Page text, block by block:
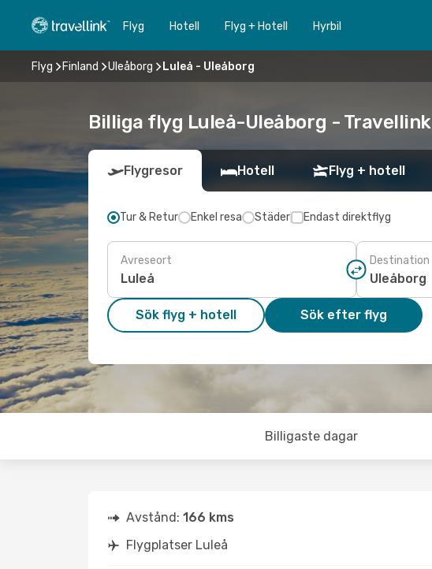
Flyg Hotell Flyg + Hotell Hyrbil
Flyg Finland Uleåborg Luleå - Uleåborg
Billiga flyg Luleå-Uleåborg - Travellink
Flygresor Hotell Flyg + hotell
Tur & Retur Enkel resa Städer Endast direktflyg
Avreseort Destination
Sök flyg + hotell Sök efter flyg
Billigaste dagar
Avstånd: 166 kms
Flygplatser Luleå